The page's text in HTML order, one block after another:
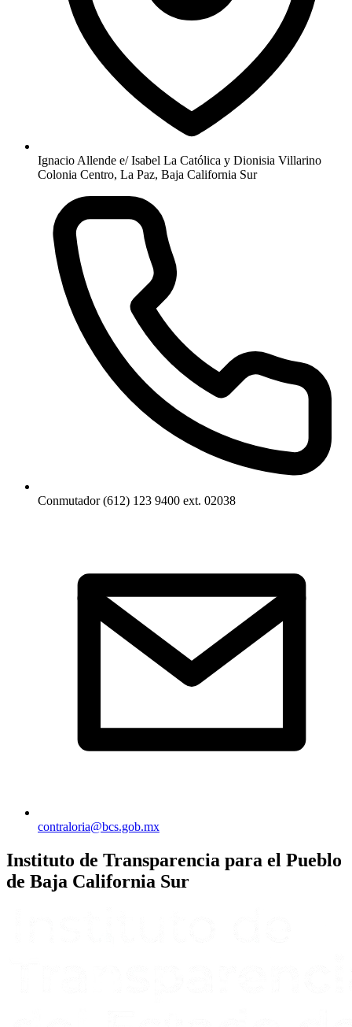
Ignacio Allende e/ Isabel La Católica y Dionisia Villarino
Colonia Centro, La Paz, Baja California Sur
Conmutador (612) 123 9400 ext. 02038
contraloria@bcs.gob.mx
Instituto de Transparencia para el Pueblo
de Baja California Sur